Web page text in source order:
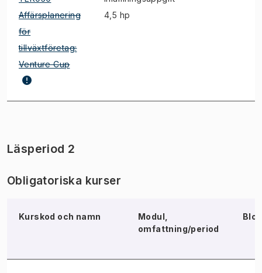
Affärsplanering
för
tillväxtföretag:
Venture Cup
4,5 hp
Läsperiod 2
Obligatoriska kurser
Kurskod och namn
Modul,
omfattning/period